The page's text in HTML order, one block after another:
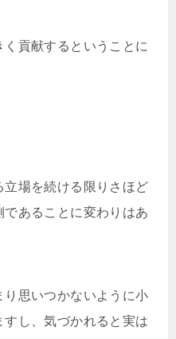
貢献するということに
場を続ける限りさほど
あることに変わりはあ
思いつかないように小
し、気づかれると実は